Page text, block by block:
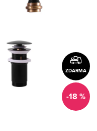
ZDARMA
-18 %